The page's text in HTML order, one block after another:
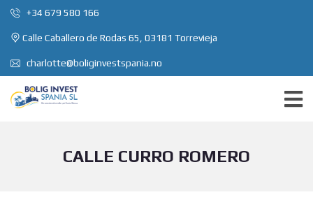
+34 679 580 166
Calle Caballero de Rodas 65, 03181 Torrevieja
charlotte@boliginvestspania.no
CALLE CURRO ROMERO